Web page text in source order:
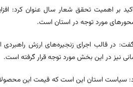
بر اهمیت تحقق شعار سال عنوان کرد:
محورهای مورد توجه در استان است.
در قالب اجرای زنجیره‌های ارزش راهبردی
در این بخش مورد توجه قرار گرفته است.
سیاست استان این است که قیمت این